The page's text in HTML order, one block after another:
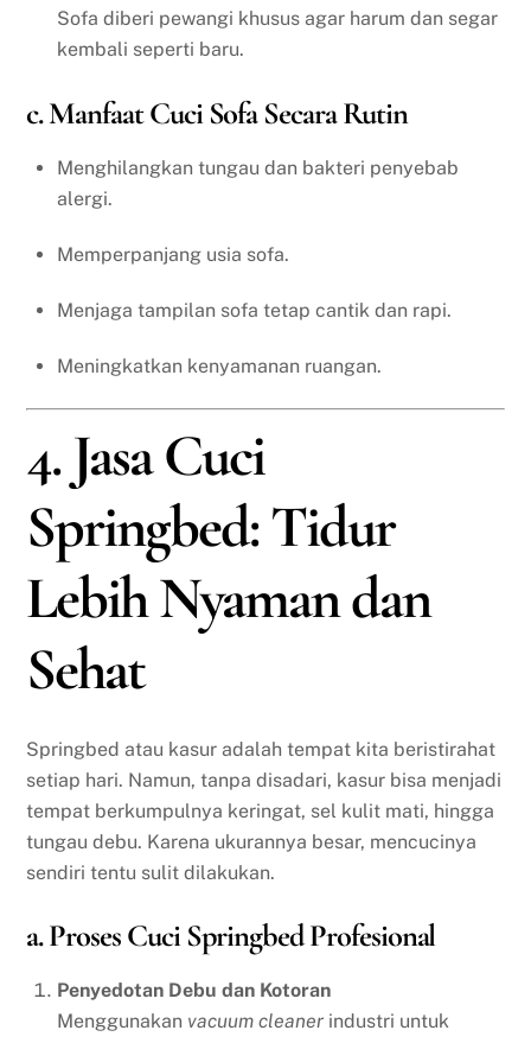
Sofa diberi pewangi khusus agar harum dan segar
kembali seperti baru.
c. Manfaat Cuci Sofa Secara Rutin
Menghilangkan tungau dan bakteri penyebab
alergi.
Memperpanjang usia sofa.
Menjaga tampilan sofa tetap cantik dan rapi.
Meningkatkan kenyamanan ruangan.
4. Jasa Cuci
Springbed: Tidur
Lebih Nyaman dan
Sehat
Springbed atau kasur adalah tempat kita beristirahat
setiap hari. Namun, tanpa disadari, kasur bisa menjadi
tempat berkumpulnya keringat, sel kulit mati, hingga
tungau debu. Karena ukurannya besar, mencucinya
sendiri tentu sulit dilakukan.
a. Proses Cuci Springbed Profesional
Penyedotan Debu dan Kotoran
Menggunakan vacuum cleaner industri untuk